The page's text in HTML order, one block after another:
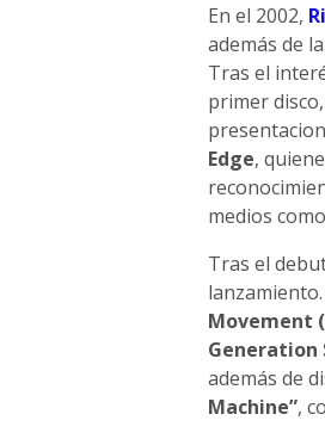
En el 2002,
además de
Tras el
primer disco,
Edge,
medios
Tras el
Movement
Generation
además de
Machine”,